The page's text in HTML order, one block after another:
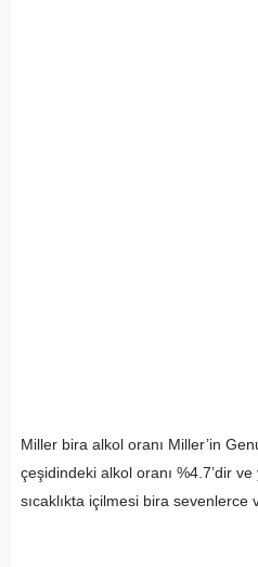
Miller bira alkol oranı Miller’in
çeşidindeki alkol oranı %4.7’dir
sıcaklıkta içilmesi bira sevenlerce